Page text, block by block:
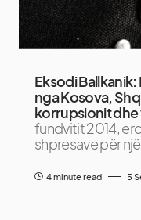
Eksodi
nga Kosova,
korrupsionit dhe
fundvitit 2014,
shpresave për një
4 minute read 5